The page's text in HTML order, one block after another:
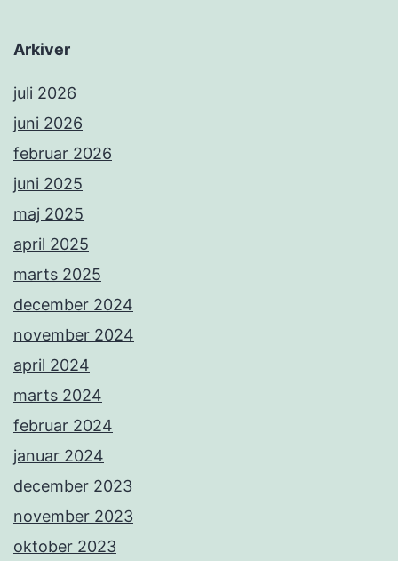
Arkiver
juli 2026
juni 2026
februar 2026
juni 2025
maj 2025
april 2025
marts 2025
december 2024
november 2024
april 2024
marts 2024
februar 2024
januar 2024
december 2023
november 2023
oktober 2023